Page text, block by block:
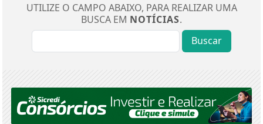
UTILIZE O CAMPO ABAIXO, PARA REALIZAR UMA
BUSCA EM NOTÍCIAS.
Buscar